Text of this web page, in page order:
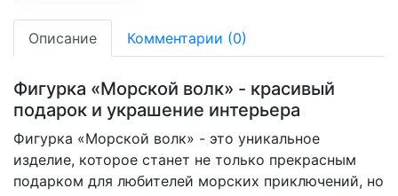
Описание Комментарии (0)
Фигурка «Морской волк» - красивый
подарок и украшение интерьера
Фигурка «Морской волк» - это уникальное
изделие, которое станет не только прекрасным
подарком для любителей морских приключений, но